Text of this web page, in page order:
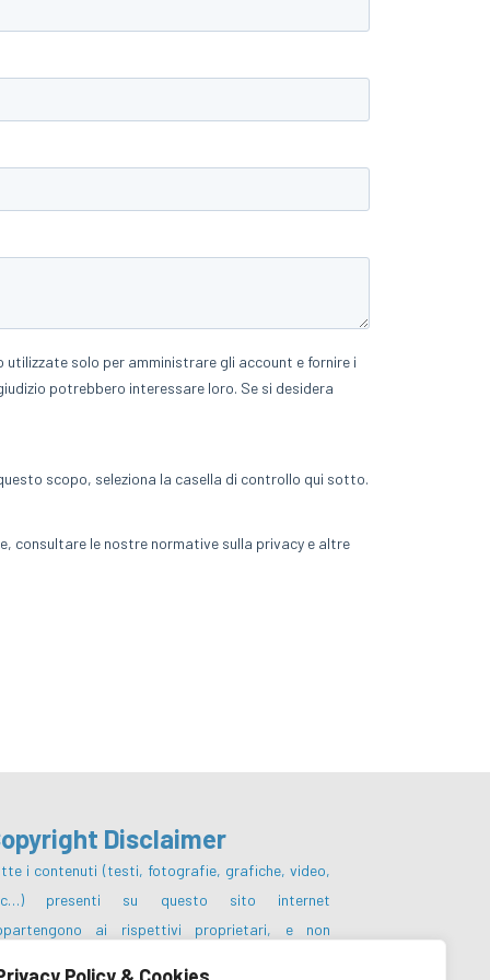
Disclaimer
i contenuti (testi, fotografie, grafiche, video,
presenti su questo sito internet
ai rispettivi proprietari, e non